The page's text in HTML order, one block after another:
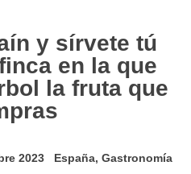
y sírvete tú
en la que
la fruta que
2023 España, Gastronomía